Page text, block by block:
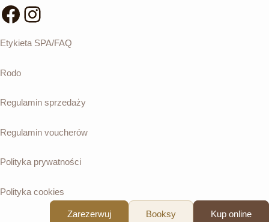
Zarezerwuj Booksy Kup online
Facebook
Instagram
Etykieta SPA/FAQ
Rodo
Regulamin sprzedaży
Regulamin voucherów
Polityka prywatności
Polityka cookies